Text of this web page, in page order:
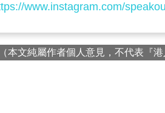
www.instagram.com/
（本文純屬作者個人意見，不代表『港